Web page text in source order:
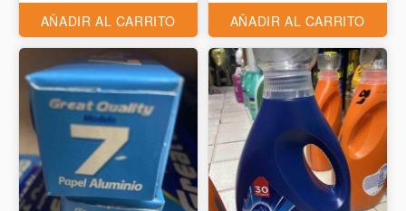
AÑADIR AL CARRITO AÑADIR AL CARRITO